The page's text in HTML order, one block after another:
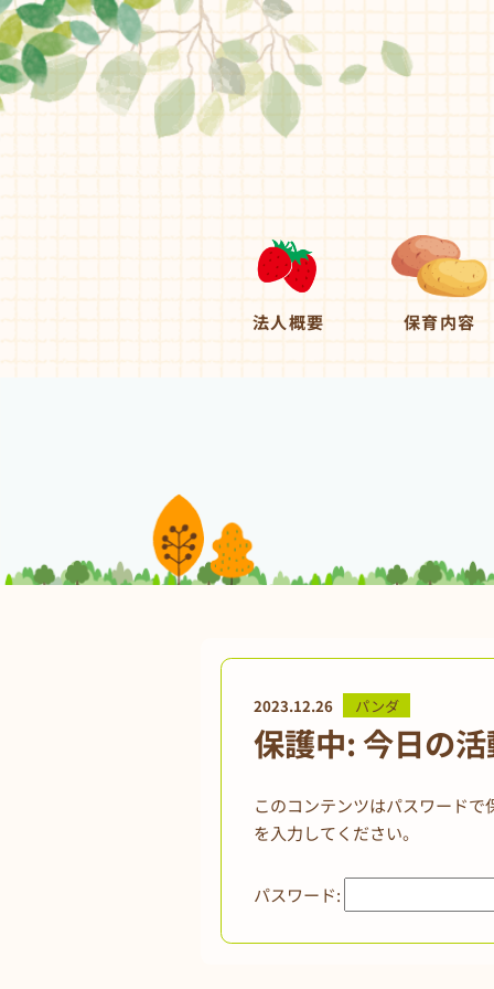
法人概要 保育内容
2023.12.26 パンダ
保護中: 今日の
このコンテンツはパスワード
を入力してください。
パスワード: